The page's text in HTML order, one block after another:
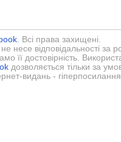
. Всі права захищені.
несе відповідальності за
її достовірність.
дозволяється тільки за
видань -